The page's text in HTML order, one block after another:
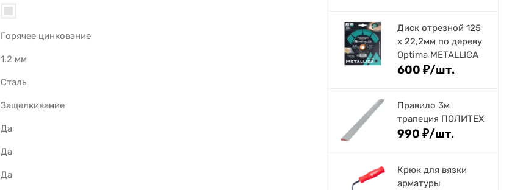
Горячее цинкование
1.2 мм
Сталь
Защелкивание
Да
Да
Да
Диск отрезной 125
x 22,2мм по дереву
Optima METALLICA
600 ₽/шт.
Правило 3м
трапеция ПОЛИТЕХ
990 ₽/шт.
Крюк для вязки
арматуры